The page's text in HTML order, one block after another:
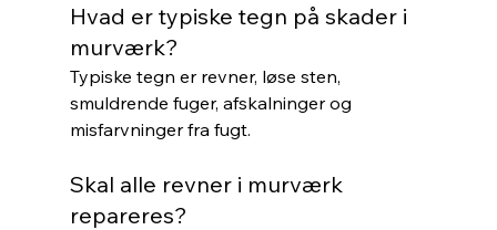
Hvad er typiske tegn på skader i
murværk?
Typiske tegn er revner, løse sten,
smuldrende fuger, afskalninger og
misfarvninger fra fugt.
Skal alle revner i murværk
repareres?